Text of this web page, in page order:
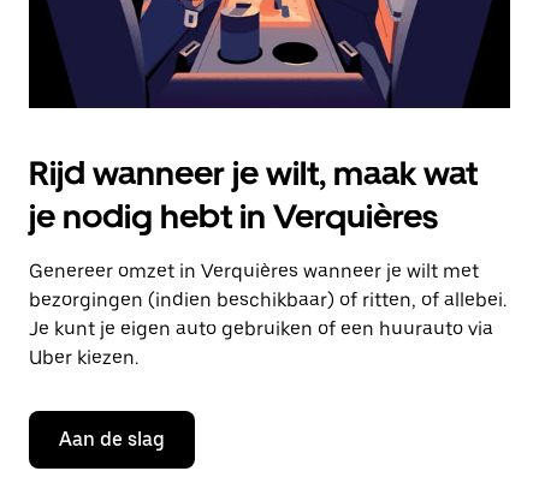
Rijd wanneer je wilt, maak wat
je nodig hebt in Verquières
Genereer omzet in Verquières wanneer je wilt met
bezorgingen (indien beschikbaar) of ritten, of allebei.
Je kunt je eigen auto gebruiken of een huurauto via
Uber kiezen.
Aan de slag